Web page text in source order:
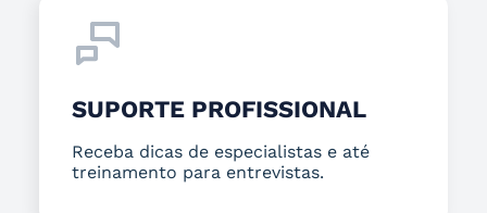
SUPORTE PROFISSIONAL
Receba dicas de especialistas e até
treinamento para entrevistas.